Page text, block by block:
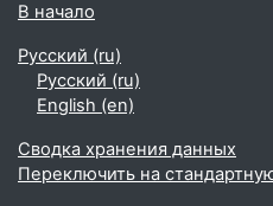
В начало
Русский ‎(ru)‎
Русский ‎(ru)‎
English ‎(en)‎
Сводка хранения данных
Переключить на